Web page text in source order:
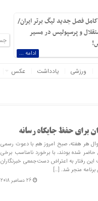
کامل فصل جدید لیگ برتر ایران/
و پرسپولیس در مسیر
ادامه ...
ورزشی یادداشت عکس
برای حفظ جایگاه رسانه
هر هفته، صبح امروز هم با دعوت رسمی
شده بودند، با برخورد نامناسب برخی
رفتار به اعتراض دست‌جمعی خبرنگاران
منجر شد. […]
26 دسامبر 2018